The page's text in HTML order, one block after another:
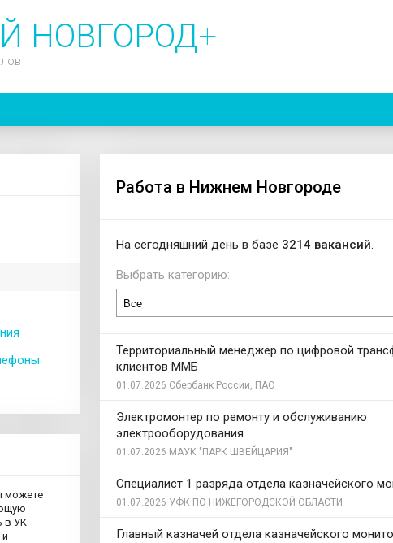
НОВГОРОД+
можете
в УК
Работа в Нижнем Новгороде
На сегодняшний день в базе 3214 вакансий.
Выбрать категорию:
Территориальный менеджер по цифровой
клиентов ММБ
01.07.2026 Сбербанк России, ПАО
Электромонтер по ремонту и обслуживанию
электрооборудования
01.07.2026 МАУК "ПАРК ШВЕЙЦАРИЯ"
Cпециалист 1 разряда отдела казначейского
01.07.2026 УФК ПО НИЖЕГОРОДСКОЙ ОБЛАСТИ
Главный казначей отдела казначейского